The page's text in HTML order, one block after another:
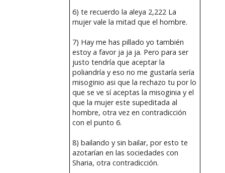
6) te recuerdo la aleya 2,222 La
mujer vale la mitad que el hombre.
7) Hay me has pillado yo también
estoy a favor ja ja ja. Pero para ser
justo tendría que aceptar la
poliandría y eso no me gustaría sería
misoginio asi que la rechazo tu por lo
que se ve sí aceptas la misoginia y el
que la mujer este supeditada al
hombre, otra vez en contradicción
con el punto 6.
8) bailando y sin bailar, por esto te
azotarían en las sociedades con
Sharia, otra contradicción.